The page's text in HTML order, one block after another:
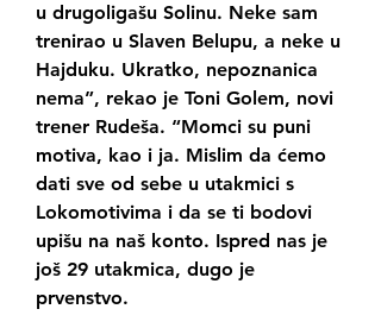
u drugoligašu Solinu. Neke sam
trenirao u Slaven Belupu, a neke u
Hajduku. Ukratko, nepoznanica
nema”, rekao je Toni Golem, novi
trener Rudeša. “Momci su puni
motiva, kao i ja. Mislim da ćemo
dati sve od sebe u utakmici s
Lokomotivima i da se ti bodovi
upišu na naš konto. Ispred nas je
još 29 utakmica, dugo je
prvenstvo.